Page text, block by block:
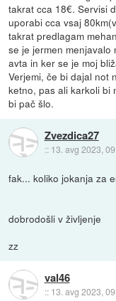
takrat cca 18€. Servisi
uporabi cca vsaj
takrat predlagam
se je jermen
avta in ker se je moj
Verjemi, če bi dajal not
ketno, pas ali karkoli bi
bi pač šlo.
Zvezdica27
:: 13. avg 2023,
fak... koliko jokanja za
dobrodošli v življenje
zz
val46
:: 13. avg 2023,